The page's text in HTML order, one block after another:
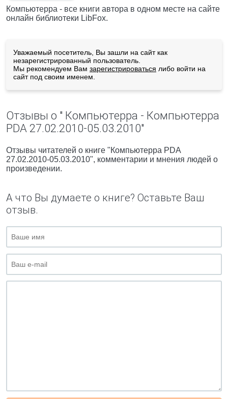
Компьютерра - все книги автора в одном месте на сайте
онлайн библиотеки LibFox.
Уважаемый посетитель, Вы зашли на сайт как
незарегистрированный пользователь.
Мы рекомендуем Вам зарегистрироваться либо войти на
сайт под своим именем.
Отзывы о " Компьютерра - Компьютерра
PDA 27.02.2010-05.03.2010"
Отзывы читателей о книге "Компьютерра PDA
27.02.2010-05.03.2010", комментарии и мнения людей о
произведении.
А что Вы думаете о книге? Оставьте Ваш
отзыв.